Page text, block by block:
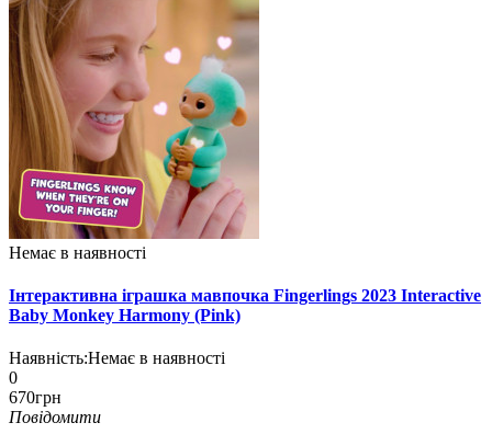
Немає в наявності
Інтерактивна іграшка мавпочка Fingerlings 2023 Interactive
Baby Monkey Harmony (Pink)
Наявність:Немає в наявності
0
670грн
Повідомити